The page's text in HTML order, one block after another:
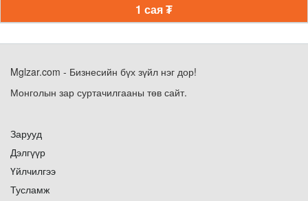
1 сая ₮
Mglzar.com - Бизнесийн бүх зүйл нэг дор!
Монголын зар суртачилгааны төв сайт.
Зарууд
Дэлгүүр
Үйлчилгээ
Тусламж